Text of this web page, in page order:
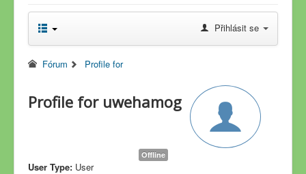
Novinky
Fórum
Přihlásit se
Fórum Profile for
Profile for uwehamog
Offline
User Type: User